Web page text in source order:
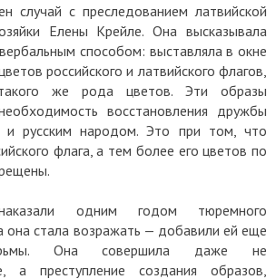
случай с преследованием латвийской
Елены Крейле. Она высказывала
способом: выставляла в окне
российского и латвийского флагов,
же рода цветов. Эти образы
восстановления дружбы
русским народом. Это при том, что
флага, а тем более его цветов по
одним годом тюремного
она стала возражать — добавили ей еще
Она совершила даже не
а преступление создания образов,